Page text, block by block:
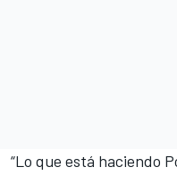
“Lo que está haciendo